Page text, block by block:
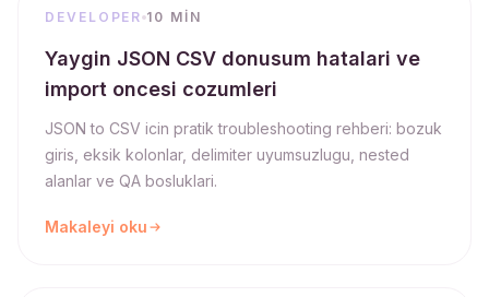
DEVELOPER 10 MIN
Yaygin JSON CSV donusum hatalari ve
import oncesi cozumleri
JSON to CSV icin pratik troubleshooting rehberi: bozuk
giris, eksik kolonlar, delimiter uyumsuzlugu, nested
alanlar ve QA bosluklari.
Makaleyi oku